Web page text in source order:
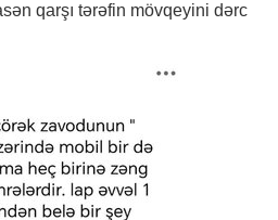
qarşı tərəfin mövqeyini dərc